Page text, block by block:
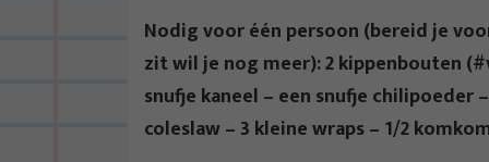
Nodig voor één persoon (bereid je
zit wil je nog meer): 2 kippenbouten
snufje kaneel – een snufje
coleslaw – 3 kleine wraps – 1/2